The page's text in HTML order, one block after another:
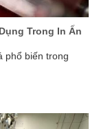
Trong In Ấn
phổ biến trong